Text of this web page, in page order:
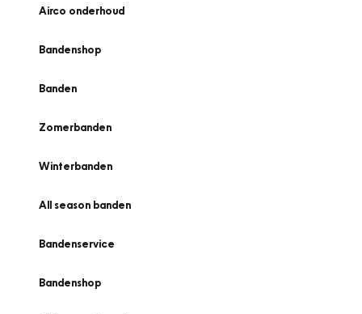
Airco onderhoud
Bandenshop
Banden
Zomerbanden
Winterbanden
All season banden
Bandenservice
Bandenshop